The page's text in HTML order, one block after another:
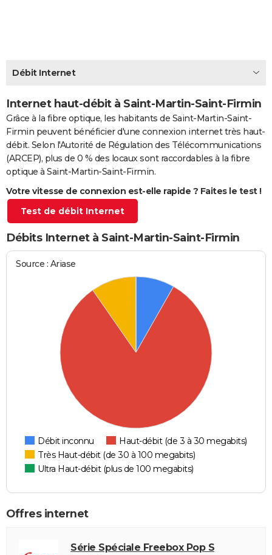
Carte de Noël
Carte Bonne année
Carte Saint-Valentin
Carte Pâques
Carte d'anniversaire
DICTIONNAIRE
Dictionnaire
Biographies
Citations
Expressions
Proverbes
PROGRAMME TV
COPAINS D'AVANT
AVIS DE DÉCÈS
FORUM
Bricolage
Lifestyle
Culture
Sport
Auto
Television
Voyage
Cinema
Débit Internet
Internet haut-débit à Saint-Martin-Saint-Firmin
Grâce à la fibre optique, les habitants de Saint-Martin-Saint-
Firmin peuvent bénéficier d'une connexion internet très haut-
débit. Selon l'Autorité de Régulation des Télécommunications
(ARCEP), plus de 0 % des locaux sont raccordables à la fibre
optique à Saint-Martin-Saint-Firmin.
Votre vitesse de connexion est-elle rapide ? Faites le test !
Test de débit Internet
Débits Internet à Saint-Martin-Saint-Firmin
Source : Ariase
Débit inconnu
Haut-débit (de 3 à 30 megabits)
Très Haut-débit (de 30 à 100 megabits)
Ultra Haut-débit (plus de 100 megabits)
Offres internet
Série Spéciale Freebox Pop S